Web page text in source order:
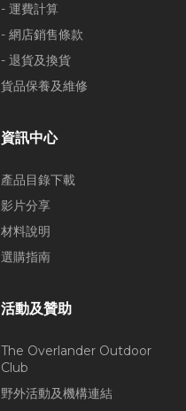
- 運費計算
- 網店銷售條款
- 退貨及換貨
貨品保養及維修
資訊中心
產品目錄下載
影片分享
材料說明
選購指南
活動及贊助
The Overlander Outdoor
Club
野外活動及機構連結